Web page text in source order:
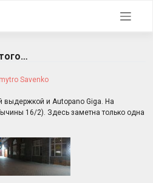
Savenko
выдержкой и Autopano Giga. На
16/2). Здесь заметна только одна